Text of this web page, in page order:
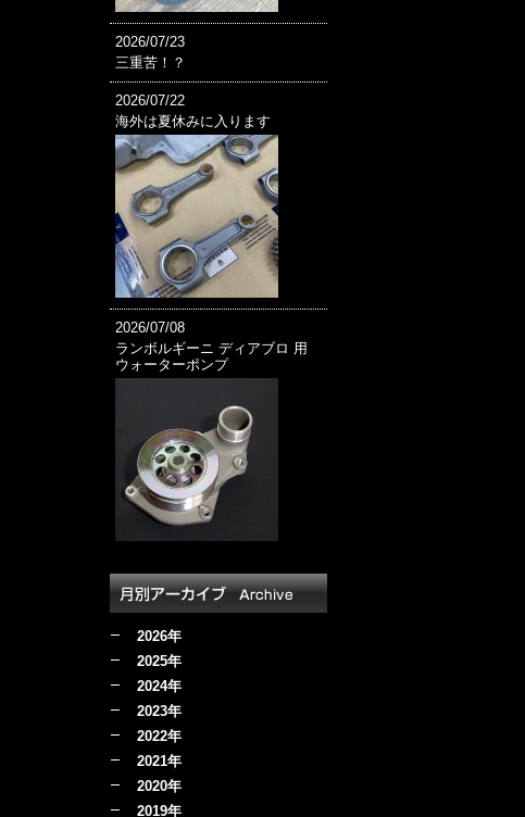
2026/07/23
三重苦！？
2026/07/22
海外は夏休みに入ります
2026/07/08
ランボルギーニ ディアブロ 用
ウォーターポンプ
2026年
2025年
2024年
2023年
2022年
2021年
2020年
2019年